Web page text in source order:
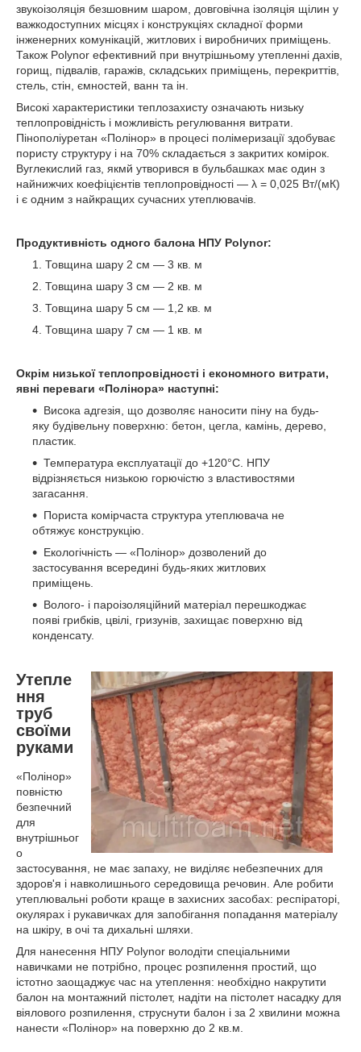
звукоізоляція безшовним шаром, довговічна ізоляція щілин у
важкодоступних місцях і конструкціях складної форми
інженерних комунікацій, житлових і виробничих приміщень.
Також Polynor ефективний при внутрішньому утепленні дахів,
горищ, підвалів, гаражів, складських приміщень, перекриттів,
стель, стін, ємностей, ванн та ін.
Високі характеристики теплозахисту означають низьку
теплопровідність і можливість регулювання витрати.
Пінополіуретан «Полінор» в процесі полімеризації здобуває
пористу структуру і на 70% складається з закритих комірок.
Вуглекислий газ, якмй утворився в бульбашках має один з
найнижчих коефіцієнтів теплопровідності — λ = 0,025 Вт/(мК)
і є одним з найкращих сучасних утеплювачів.
Продуктивність одного балона НПУ Polynor:
Товщина шару 2 см — 3 кв. м
Товщина шару 3 см — 2 кв. м
Товщина шару 5 см — 1,2 кв. м
Товщина шару 7 см — 1 кв. м
Окрім низької теплопровідності і економного витрати,
явні переваги «Полінора» наступні:
Висока адгезія, що дозволяє наносити піну на будь-
яку будівельну поверхню: бетон, цегла, камінь, дерево,
пластик.
Температура експлуатації до +120°С. НПУ
відрізняється низькою горючістю з властивостями
загасання.
Пориста комірчаста структура утеплювача не
обтяжує конструкцію.
Екологічність — «Полінор» дозволений до
застосування всередині будь-яких житлових
приміщень.
Волого- і пароізоляційний матеріал перешкоджає
появі грибків, цвілі, гризунів, захищає поверхню від
конденсату.
Утепле
ння
труб
своїми
руками
«Полінор»
повністю
безпечний
для
внутрішньог
о
застосування, не має запаху, не виділяє небезпечних для
здоров'я і навколишнього середовища речовин. Але робити
утеплювальні роботи краще в захисних засобах: респіраторі,
окулярах і рукавичках для запобігання попадання матеріалу
на шкіру, в очі та дихальні шляхи.
Для нанесення НПУ Polynor володіти спеціальними
навичками не потрібно, процес розпилення простий, що
істотно заощаджує час на утеплення: необхідно накрутити
балон на монтажний пістолет, надіти на пістолет насадку для
віялового розпилення, струснути балон і за 2 хвилини можна
нанести «Полінор» на поверхню до 2 кв.м.